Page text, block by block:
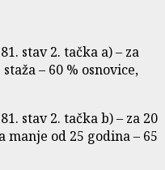
2. tačka a) – za
– 60 % osnovice,
2. tačka b) – za 20
manje od 25 godina – 65